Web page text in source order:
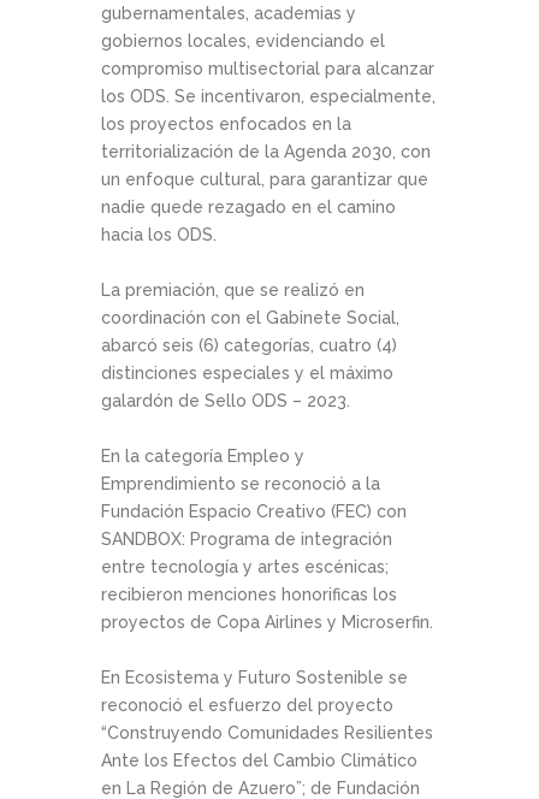
gubernamentales, academias y
gobiernos locales, evidenciando el
compromiso multisectorial para alcanzar
los ODS. Se incentivaron, especialmente,
los proyectos enfocados en la
territorialización de la Agenda 2030, con
un enfoque cultural, para garantizar que
nadie quede rezagado en el camino
hacia los ODS.
La premiación, que se realizó en
coordinación con el Gabinete Social,
abarcó seis (6) categorías, cuatro (4)
distinciones especiales y el máximo
galardón de Sello ODS – 2023.
En la categoría Empleo y
Emprendimiento se reconoció a la
Fundación Espacio Creativo (FEC) con
SANDBOX: Programa de integración
entre tecnología y artes escénicas;
recibieron menciones honorificas los
proyectos de Copa Airlines y Microserfin.
En Ecosistema y Futuro Sostenible se
reconoció el esfuerzo del proyecto
“Construyendo Comunidades Resilientes
Ante los Efectos del Cambio Climático
en La Región de Azuero”; de Fundación